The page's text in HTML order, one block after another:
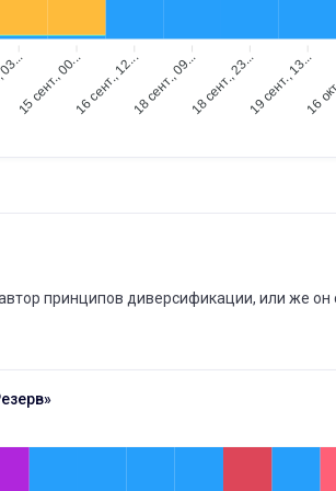
15 сент., 00...16 сент., 12...18 сент., 09...18 сент., 23...19 сент., 13...
16
принципов диверсификации, или же